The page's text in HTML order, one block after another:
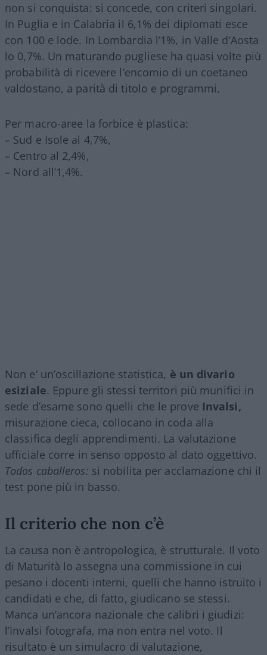
non si conquista: si concede, con criteri singolari.
In Puglia e in Calabria il 6,1% dei diplomati esce
con 100 e lode. In Lombardia l’1%, in Valle d’Aosta
lo 0,7%. Un maturando pugliese ha quasi volte più
probabilità di ricevere l’encomio di un coetaneo
valdostano, a parità di titolo e programmi.
Per macro-aree la forbice è plastica:
– Sud e Isole al 4,7%,
– Centro al 2,4%,
– Nord all’1,4%.
Non e’ un’oscillazione statistica, è un divario
esiziale. Eppure gli stessi territori più munifici in
sede d’esame sono quelli che le prove Invalsi,
misurazione cieca, collocano in coda alla
classifica degli apprendimenti. La valutazione
ufficiale corre in senso opposto al dato oggettivo.
Todos caballeros: si nobilita per acclamazione chi il
test pone più in basso.
Il criterio che non c’è
La causa non è antropologica, è strutturale. Il voto
di Maturità lo assegna una commissione in cui
pesano i docenti interni, quelli che hanno istruito i
candidati e che, di fatto, giudicano se stessi.
Manca un’ancora nazionale che calibri i giudizi:
l’Invalsi fotografa, ma non entra nel voto. Il
risultato è un simulacro di valutazione,